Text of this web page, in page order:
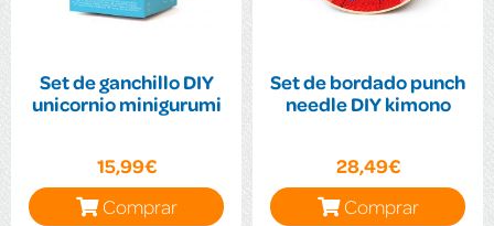
Set de ganchillo DIY
unicornio minigurumi
15,99€
Comprar
Set de bordado punch
needle DIY kimono
28,49€
Comprar